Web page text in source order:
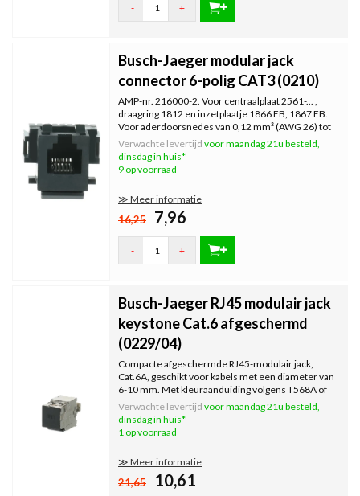
- +
Busch-Jaeger modular jack
connector 6-polig CAT3 (0210)
AMP-nr. 216000-2. Voor centraalplaat 2561-... ,
draagring 1812 en inzetplaatje 1866 EB, 1867 EB.
Voor aderdoorsnedes van 0,12 mm² (AWG 26) tot
0,35 mm² (AWG 22).
Verwachte levertijd voor maandag 21u besteld,
dinsdag in huis*
9 op voorraad
≫ Meer informatie
16,25 7,96
- +
Busch-Jaeger RJ45 modulair jack
keystone Cat.6 afgeschermd
(0229/04)
Compacte afgeschermde RJ45-modulair jack,
Cat.6A, geschikt voor kabels met een diameter van
6-10 mm. Met kleuraanduiding volgens T568A of
T568B.
Verwachte levertijd voor maandag 21u besteld,
dinsdag in huis*
1 op voorraad
≫ Meer informatie
21,65 10,61